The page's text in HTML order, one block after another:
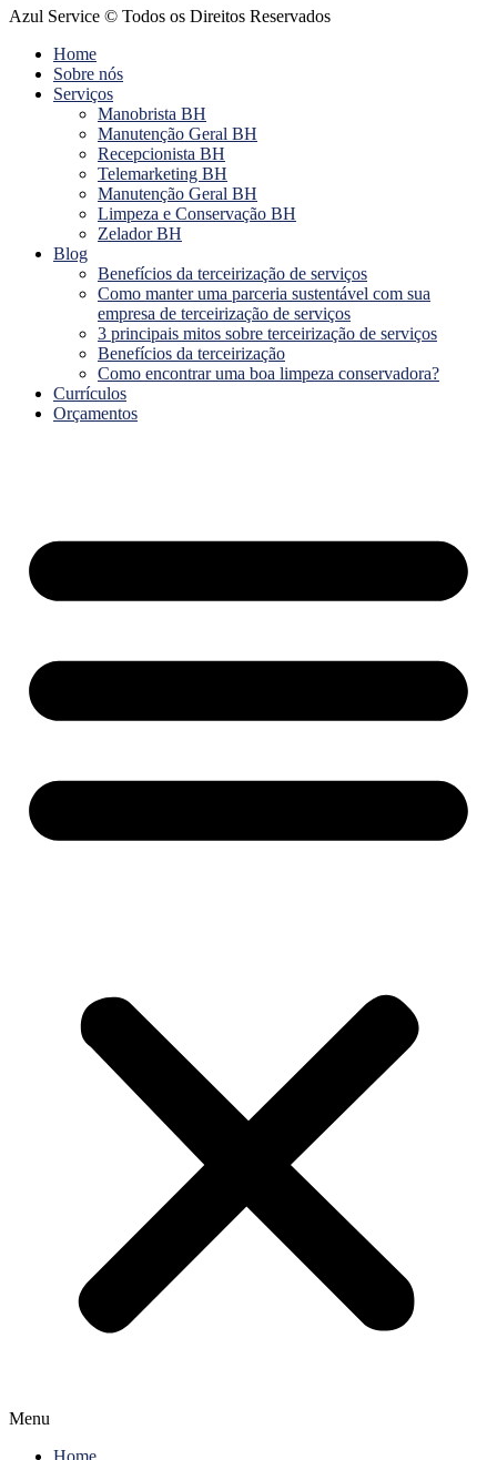
Azul Service © Todos os Direitos Reservados
Home
Sobre nós
Serviços
Manobrista BH
Manutenção Geral BH
Recepcionista BH
Telemarketing BH
Manutenção Geral BH
Limpeza e Conservação BH
Zelador BH
Blog
Benefícios da terceirização de serviços
Como manter uma parceria sustentável com sua
empresa de terceirização de serviços
3 principais mitos sobre terceirização de serviços
Benefícios da terceirização
Como encontrar uma boa limpeza conservadora?
Currículos
Orçamentos
Menu
Home